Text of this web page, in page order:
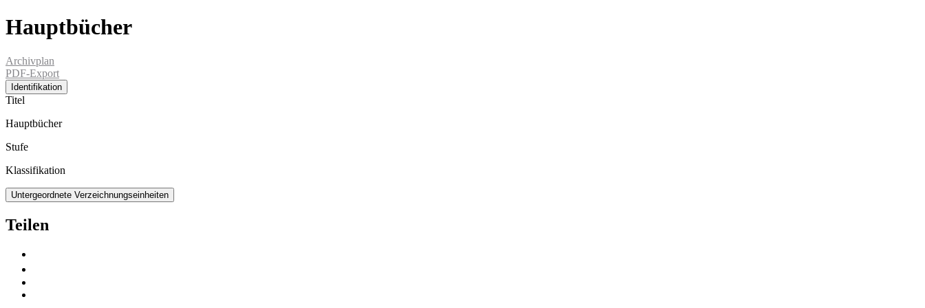
Hauptbücher
Archivplan
PDF-Export
Identifikation
Titel
Hauptbücher
Stufe
Klassifikation
Untergeordnete Verzeichnungseinheiten
Teilen